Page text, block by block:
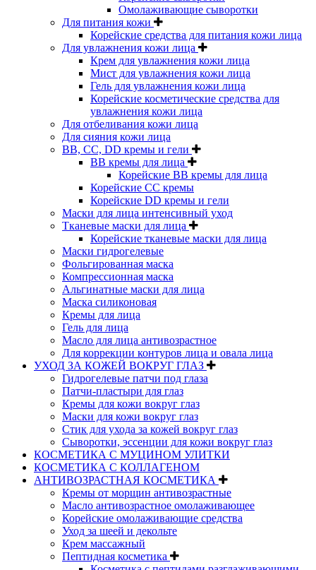
Омолаживающие сыворотки
Для питания кожи
Корейские средства для питания кожи лица
Для увлажнения кожи лица
Крем для увлажнения кожи лица
Мист для увлажнения кожи лица
Гель для увлажнения кожи лица
Корейские косметические средства для
увлажнения кожи лица
Для отбеливания кожи лица
Для сияния кожи лица
BB, CC, DD кремы и гели
BB кремы для лица
Корейские BB кремы для лица
Корейские CC кремы
Корейские DD кремы и гели
Маски для лица интенсивный уход
Тканевые маски для лица
Корейские тканевые маски для лица
Маски гидрогелевые
Фольгированная маска
Компрессионная маска
Альгинатные маски для лица
Маска силиконовая
Кремы для лица
Гель для лица
Масло для лица антивозрастное
Для коррекции контуров лица и овала лица
УХОД ЗА КОЖЕЙ ВОКРУГ ГЛАЗ
Гидрогелевые патчи под глаза
Патчи-пластыри для глаз
Кремы для кожи вокруг глаз
Маски для кожи вокруг глаз
Стик для ухода за кожей вокруг глаз
Сыворотки, эссенции для кожи вокруг глаз
КОСМЕТИКА С МУЦИНОМ УЛИТКИ
КОСМЕТИКА С КОЛЛАГЕНОМ
АНТИВОЗРАСТНАЯ КОСМЕТИКА
Кремы от морщин антивозрастные
Масло антивозрастное омолаживающее
Корейские омолаживающие средства
Уход за шеей и декольте
Крем массажный
Пептидная косметика